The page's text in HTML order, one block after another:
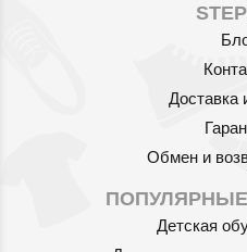
Доставка
Обмен и
Детская